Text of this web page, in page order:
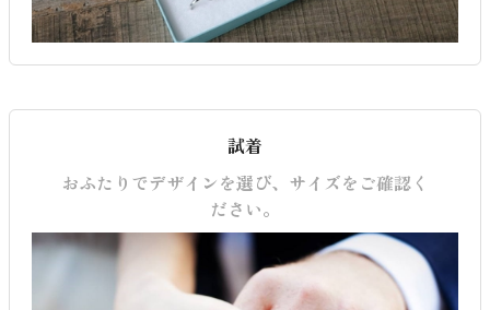
試着
おふたりでデザインを選び、サイズをご確認く
ださい。